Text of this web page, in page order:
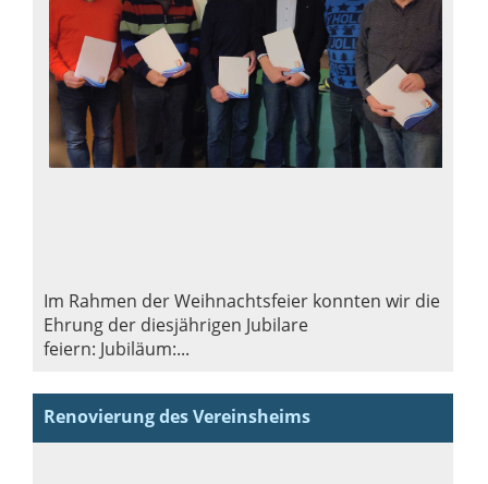
Im Rahmen der Weihnachtsfeier konnten wir die
Ehrung der diesjährigen Jubilare
feiern: Jubiläum:...
Renovierung des Vereinsheims